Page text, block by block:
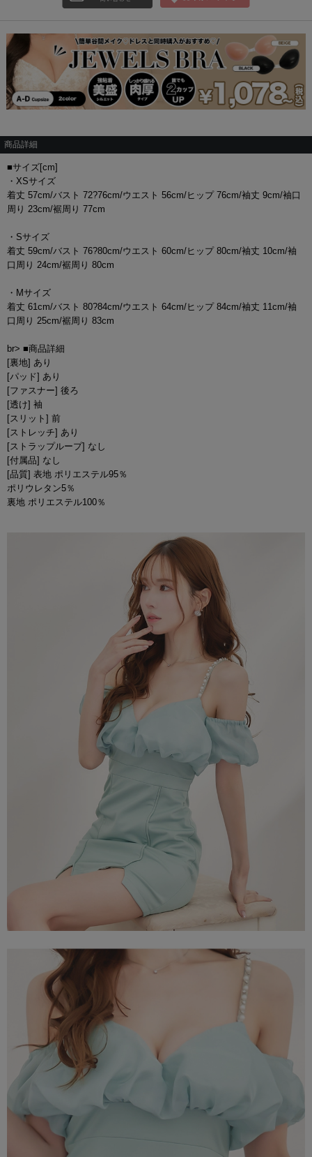
商品詳細
■サイズ[cm]
・XSサイズ
着丈 57cm/バスト 72?76cm/ウエスト 56cm/ヒップ 76cm/袖丈 9cm/袖口
周り 23cm/裾周り 77cm
・Sサイズ
着丈 59cm/バスト 76?80cm/ウエスト 60cm/ヒップ 80cm/袖丈 10cm/袖
口周り 24cm/裾周り 80cm
・Mサイズ
着丈 61cm/バスト 80?84cm/ウエスト 64cm/ヒップ 84cm/袖丈 11cm/袖
口周り 25cm/裾周り 83cm
br> ■商品詳細
[裏地] あり
[パッド] あり
[ファスナー] 後ろ
[透け] 袖
[スリット] 前
[ストレッチ] あり
[ストラップループ] なし
[付属品] なし
[品質] 表地 ポリエステル95％
ポリウレタン5％
裏地 ポリエステル100％